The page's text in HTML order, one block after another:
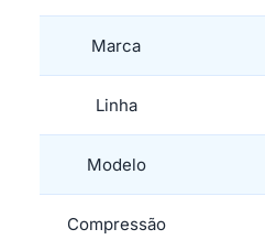
Marca
Linha
Modelo
Compressão